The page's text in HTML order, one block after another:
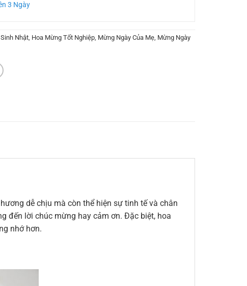
3 Ngày
Nhật Hoa Mừng Tốt Nghiệp Mừng Ngày Của Mẹ Mừng Ngày
dễ chịu mà còn thể hiện sự tinh tế và chân
đến lời chúc mừng hay cảm ơn. Đặc biệt, hoa
nhớ hơn.